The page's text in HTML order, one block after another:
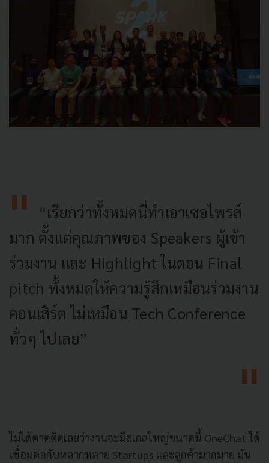
“เรียกว่าทั้งหมดนี่ทำเอาเซอไพรส์
มาก ตั้งแต่คุณภาพของ Speakers ผู้เข้า
ร่วมงาน และ Highlight ในตอน Final
pitch ทั้งหมดให้ความรู้สึกเหมือนร่วมงาน
คอนเสิร์ต ไม่เหมือน Tech Conference
ทั่วๆ ไปเลย”
ไม่ได้คาดคิดเลยว่างานจะมีสเกลใหญ่ขนาดนี้ OneChat ได้
เชื่อมต่อกับหลากหลาย Startups และลูกค้ามากมาย มัน